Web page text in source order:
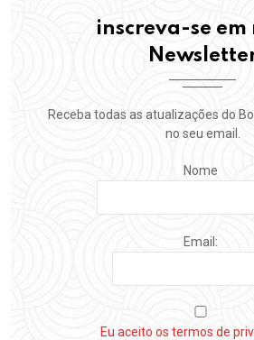
inscreva-se em
Receba todas as atualizações do
no seu email.
Nome
Email:
Eu aceito os termos de